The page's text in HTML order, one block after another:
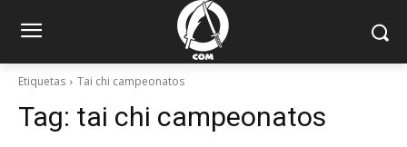
Etiquetas Tai chi campeonatos
Tag: tai chi campeonatos